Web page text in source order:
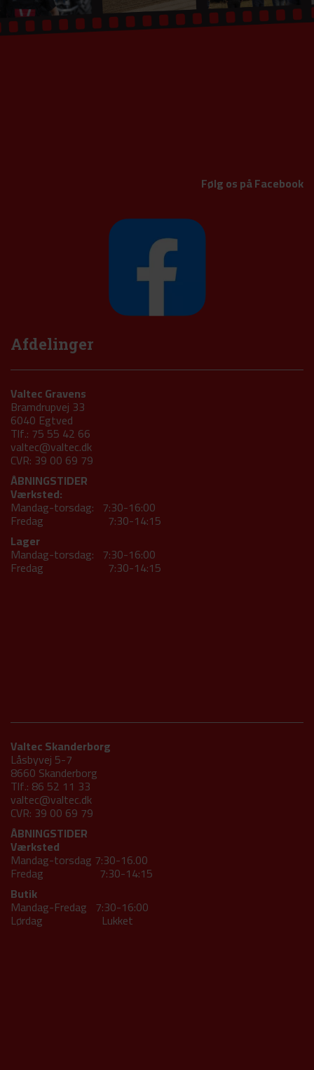
Følg os på Facebook
Afdelinger
Valtec Gravens
Bramdrupvej 33
6040 Egtved
Tlf.: 75 55 42 66
valtec@valtec.dk
CVR: 39 00 69 79
ÅBNINGSTIDER
Værksted:
Mandag-torsdag: 7:30-16:00
Fredag 7:30-14:15
Lager
Mandag-torsdag: 7:30-16:00
Fredag 7:30-14:15
Valtec Skanderborg
Låsbyvej 5-7
8660 Skanderborg
Tlf.: 86 52 11 33
valtec@valtec.dk
CVR: 39 00 69 79
ÅBNINGSTIDER
Værksted
Mandag-torsdag 7:30-16.00
Fredag 7:30-14:15
Butik
Mandag-Fredag 7:30-16:00
Lørdag Lukket